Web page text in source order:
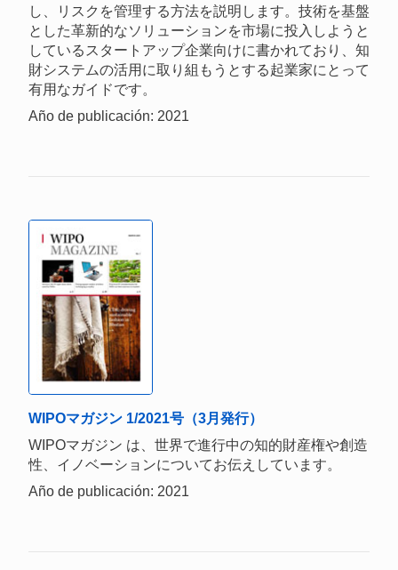
し、リスクを管理する方法を説明します。技術を基盤
とした革新的なソリューションを市場に投入しようと
しているスタートアップ企業向けに書かれており、知
財システムの活用に取り組もうとする起業家にとって
有用なガイドです。
Año de publicación: 2021
WIPOマガジン 1/2021号（3月発行）
WIPOマガジン は、世界で進行中の知的財産権や創造
性、イノベーションについてお伝えしています。
Año de publicación: 2021